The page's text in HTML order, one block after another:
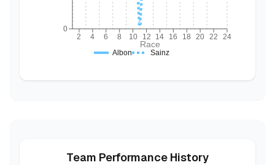
2 4 6 8 10 12 14 16 18 20 22 24
Race
0
Albon Sainz
Team Performance History